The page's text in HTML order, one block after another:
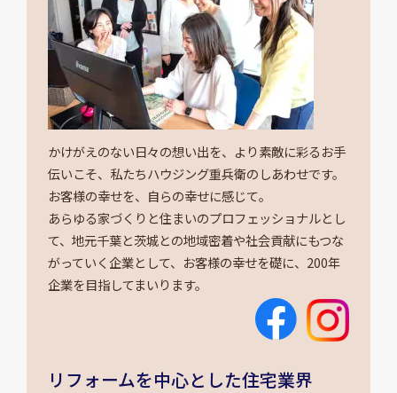
かけがえのない日々の想い出を、より素敵に彩るお手
伝いこそ、私たちハウジング重兵衛のしあわせです。
お客様の幸せを、自らの幸せに感じて。
あらゆる家づくりと住まいのプロフェッショナルとし
て、地元千葉と茨城との地域密着や社会貢献にもつな
がっていく企業として、お客様の幸せを礎に、200年
企業を目指してまいります。
リフォームを中心とした住宅業界